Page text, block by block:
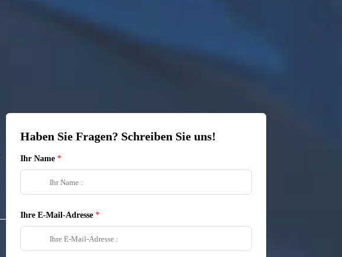
Haben Sie Fragen? Schreiben Sie uns!
Ihr Name
Ihre E-Mail-Adresse